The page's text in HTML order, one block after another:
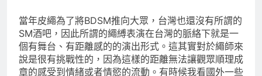
當年皮繩為了將BDSM推向大眾，台灣也還沒有所謂的
SM酒吧，因此所謂的繩縛表演在台灣的脈絡下就是一
個有舞台、有距離感的的演出形式。這其實對於繩師來
說是很有挑戰性的，因為這樣的距離無法讓觀眾順理成
章的感受到情緒或者情慾的流動。有時候我看國外一些